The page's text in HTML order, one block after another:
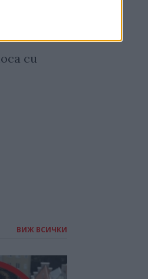
си
ВИЖ ВСИЧКИ